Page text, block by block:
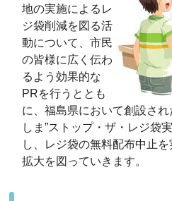
地の実施によるレ
ジ袋削減を図る活
動について、市民
の皆様に広く伝わ
るよう効果的な
PRを行うととも
に、福島県において創設され
しま”ストップ・ザ・レジ袋
し、レジ袋の無料配布中止
拡大を図っていきます。